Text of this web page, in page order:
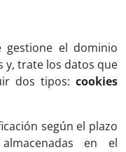
gestione el dominio
y, trate los datos que
dos tipos: cookies
según el plazo
en el